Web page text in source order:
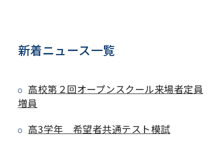
新着ニュース一覧
高校第２回オープンスクール来場者定員
増員
高3学年 希望者共通テスト模試